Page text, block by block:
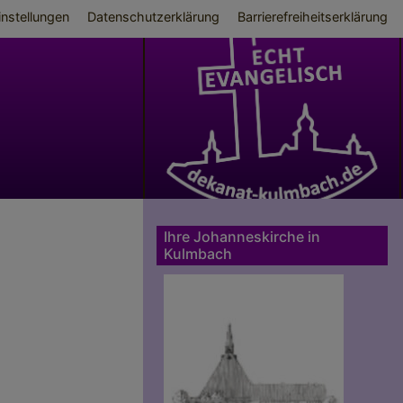
Datenschutzerklärung Barrierefreiheitserklärung
Ihre Johanneskirche in
Kulmbach